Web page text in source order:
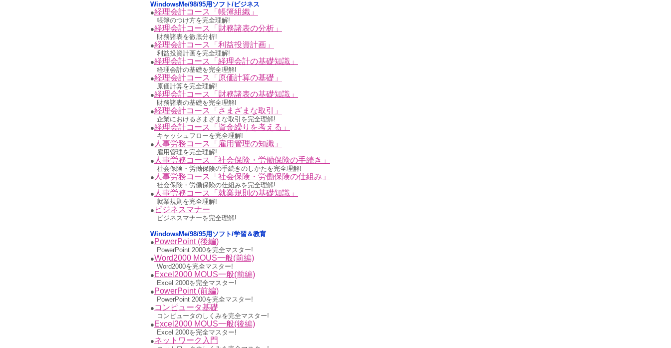
WindowsMe/98/95用ソフト/ビジネス
●経理会計コース「帳簿組織」
帳簿のつけ方を完全理解!
●経理会計コース「財務諸表の分析」
財務諸表を徹底分析!
●経理会計コース「利益投資計画」
利益投資計画を完全理解!
●経理会計コース「経理会計の基礎知識」
経理会計の基礎を完全理解!
●経理会計コース「原価計算の基礎」
原価計算を完全理解!
●経理会計コース「財務諸表の基礎知識」
財務諸表の基礎を完全理解!
●経理会計コース「さまざまな取引」
企業におけるさまざまな取引を完全理解!
●経理会計コース「資金繰りを考える」
キャッシュフローを完全理解!
● 人事労務コース「雇用管理の知識」
雇用管理を完全理解!
● 人事労務コース「社会保険・労働保険の手続き」
社会保険・労働保険の手続きのしかたを完全理解!
● 人事労務コース「社会保険・労働保険の仕組み」
社会保険・労働保険の仕組みを完全理解!
● 人事労務コース「就業規則の基礎知識」
就業規則を完全理解!
● ビジネスマナー
ビジネスマナーを完全理解!
WindowsMe/98/95用ソフト/学習＆教育
● PowerPoint (後編)
PowerPoint 2000を完全マスター!
●Word2000 MOUS一般(前編)
Word2000を完全マスター!
● Excel2000 MOUS一般(前編)
Excel 2000を完全マスター!
● PowerPoint (前編)
PowerPoint 2000を完全マスター!
● コンピュータ基礎
コンピュータのしくみを完全マスター!
● Excel2000 MOUS一般(後編)
Excel 2000を完全マスター!
●ネットワーク入門